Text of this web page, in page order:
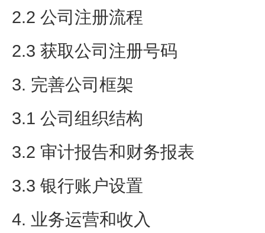
2.2 公司注册流程
2.3 获取公司注册号码
3. 完善公司框架
3.1 公司组织结构
3.2 审计报告和财务报表
3.3 银行账户设置
4. 业务运营和收入